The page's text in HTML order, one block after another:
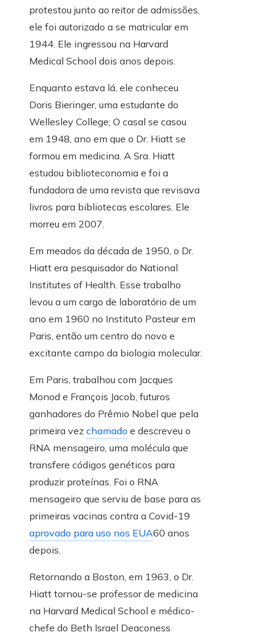
protestou junto ao reitor de admissões,
ele foi autorizado a se matricular em
1944. Ele ingressou na Harvard
Medical School dois anos depois.
Enquanto estava lá, ele conheceu
Doris Bieringer, uma estudante do
Wellesley College; O casal se casou
em 1948, ano em que o Dr. Hiatt se
formou em medicina. A Sra. Hiatt
estudou biblioteconomia e foi a
fundadora de uma revista que revisava
livros para bibliotecas escolares. Ele
morreu em 2007.
Em meados da década de 1950, o Dr.
Hiatt era pesquisador do National
Institutes of Health. Esse trabalho
levou a um cargo de laboratório de um
ano em 1960 no Instituto Pasteur em
Paris, então um centro do novo e
excitante campo da biologia molecular.
Em Paris, trabalhou com Jacques
Monod e François Jacob, futuros
ganhadores do Prêmio Nobel que pela
primeira vez chamado e descreveu o
RNA mensageiro, uma molécula que
transfere códigos genéticos para
produzir proteínas. Foi o RNA
mensageiro que serviu de base para as
primeiras vacinas contra a Covid-19
aprovado para uso nos EUA60 anos
depois.
Retornando a Boston, em 1963, o Dr.
Hiatt tornou-se professor de medicina
na Harvard Medical School e médico-
chefe do Beth Israel Deaconess